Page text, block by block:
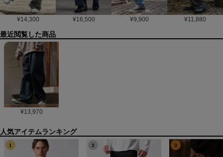
¥14,300 ¥16,500 ¥9,900 ¥11,880
最近閲覧した商品
¥13,970
1 2 3